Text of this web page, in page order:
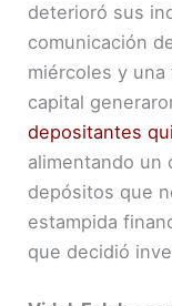
deterioró sus
comunicación
miércoles y una
capital
depositantes
alimentando un
depósitos que
estampida
que decidió